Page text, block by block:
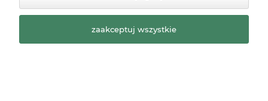
ODWIEDŹ NAS NA
zaakceptuj wszystkie